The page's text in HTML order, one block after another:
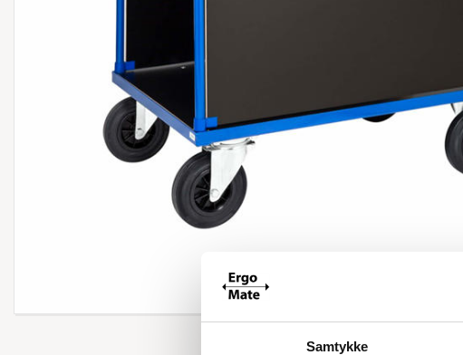
Samtykke